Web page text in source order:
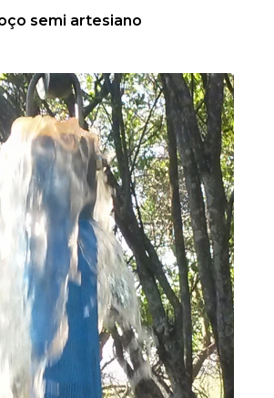
semi artesiano